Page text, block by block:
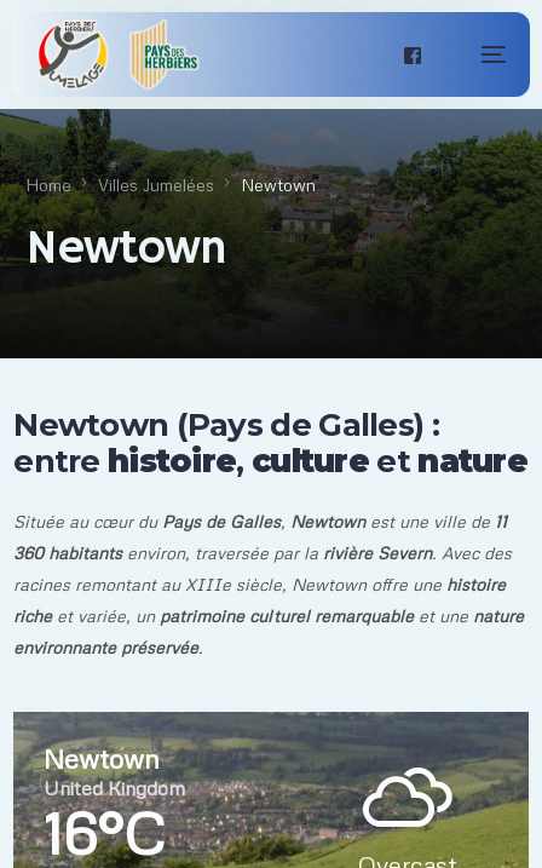
Home Villes Jumelées Newtown
Newtown
Newtown (Pays de Galles) :
entre histoire, culture etnature
Située au cœur du Pays de Galles, Newtownest une ville de 11
360 habitantsenviron, traversée par la rivière Severn. Avec des
racines remontant au XIIIe siècle, Newtown offre une histoire
richeet variée, un patrimoine culturel remarquableet une nature
environnante préservée.
Newtown
United Kingdom
16°C